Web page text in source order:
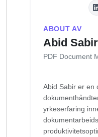
ABOUT AV
Abid Sabir
PDF Document
Abid Sabir er en
yrkeserfaring